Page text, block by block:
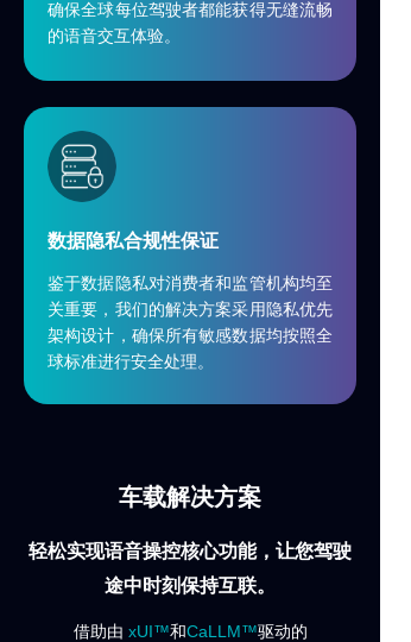
经销商合作伙伴
确保全球每位驾驶者都能获得无缝流畅
的语音交互体验。
数据隐私合规性保证
鉴于数据隐私对消费者和监管机构均至
关重要，我们的解决方案采用隐私优先
架构设计，确保所有敏感数据均按照全
球标准进行安全处理。
车载解决方案
轻松实现语音操控核心功能，让您驾驶
途中时刻保持互联。
借助由 xUI™和CaLLM™驱动的